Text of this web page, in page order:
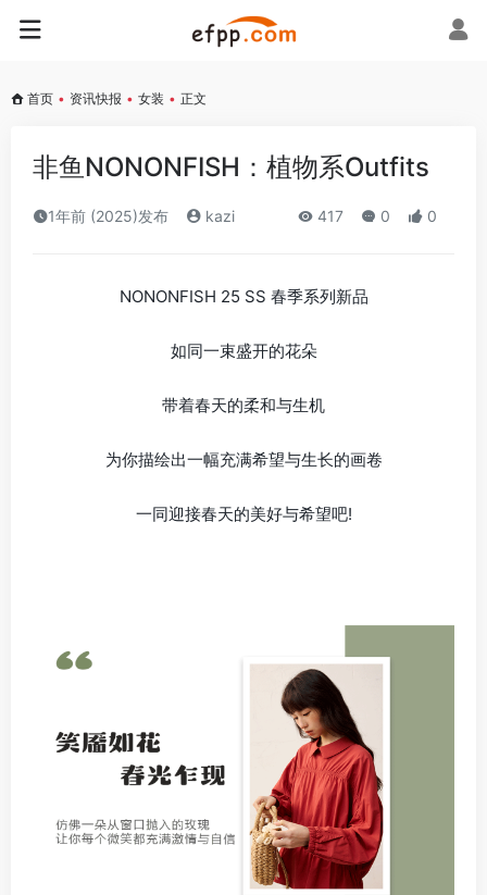
首页 • 资讯快报 • 女装 • 正文
非鱼NONONFISH：植物系Outfits
1年前 (2025)发布 kazi 417 0 0
NONONFISH 25 SS 春季系列新品
如同一束盛开的花朵
带着春天的柔和与生机
为你描绘出一幅充满希望与生长的画卷
一同迎接春天的美好与希望吧!